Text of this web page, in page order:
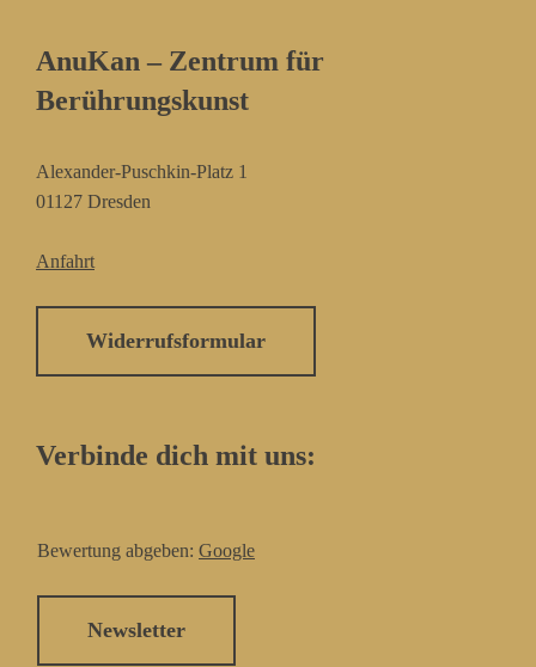
AnuKan – Zentrum für
Berührungskunst
Alexander-Puschkin-Platz 1
01127 Dresden
Anfahrt
Widerrufsformular
Verbinde dich mit uns:
Bewertung abgeben: Google
Newsletter